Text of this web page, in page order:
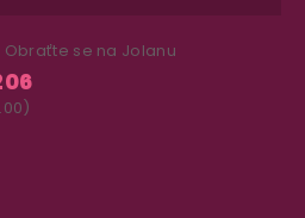
Obraťte se na Jolanu